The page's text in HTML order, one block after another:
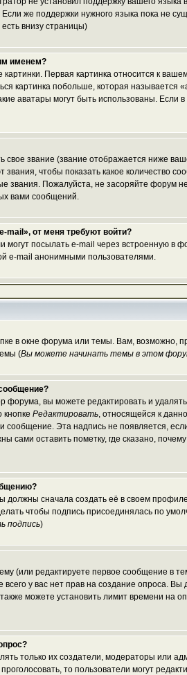
же поддержки нужного языка пока не
внизу страницы)
именем?
Первая картинка относится к
картинка побольше, которая называется
аватары могут быть использованы.
звание (звание отображается ниже
звания, чтобы показать какое
звания. Пожалуйста, не засоряйте форум
вами сообщений.
mail», от меня требуют войти?
могут посылать e-mail через встроенную
e-mail анонимными пользователями.
в окне форума или темы. Вам, возможно,
(Вы можете начинать темы в этом
вы можете редактировать и
Редактировать, относящейся к
сообщение. Эта надпись не появляется,
сами оставить пометку, где сказано,
должны сначала создать её в своем
чтобы подпись присоединялась по
подпись)
(или редактируете первое сообщение
у вас нет прав на создание опроса.
можете установить лимит времени на
только их создатели, модераторы или
то пользователи могут